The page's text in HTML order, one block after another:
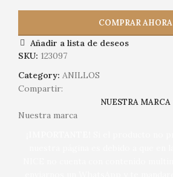
COMPRAR AHORA
Añadir a lista de deseos
SKU: 123097
Category: ANILLOS
Compartir:
NUESTRA MARCA
Nuestra marca